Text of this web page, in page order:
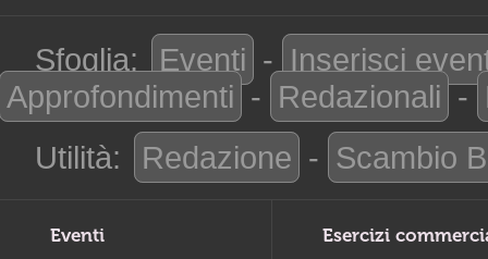
Sfoglia: Eventi - Inserisci
Approfondimenti - Redazionali -
Utilità:
Redazione - Scambio
Eventi Esercizi